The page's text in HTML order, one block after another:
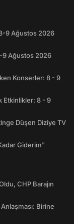
9 Ağustos 2026
9 Ağustos 2026
Konserler: 8 - 9
Etkinlikler: 8 - 9
Düşen Diziye TV
Giderim"
CHP Barajın
Birine